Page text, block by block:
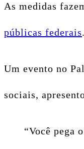
As medidas
públicas federais.
Um evento no
sociais,
“Você pega